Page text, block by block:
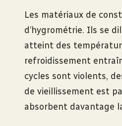
Les matériaux de
d’hygrométrie. Ils se
atteint des
refroidissement
cycles sont violents,
de vieillissement est
absorbent davantage